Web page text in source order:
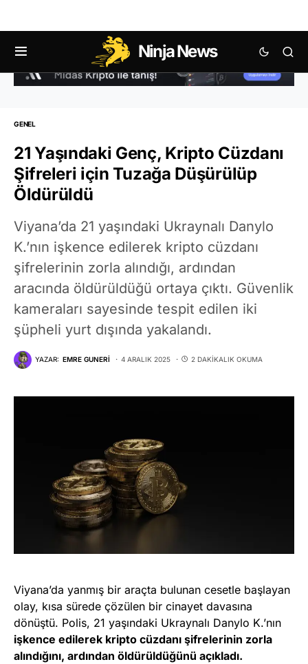
Ninja News
GENEL
21 Yaşındaki Genç, Kripto Cüzdanı
Şifreleri için Tuzağa Düşürülüp
Öldürüldü
Viyana’da 21 yaşındaki Ukraynalı Danylo
K.’nın işkence edilerek kripto cüzdanı
şifrelerinin zorla alındığı, ardından
aracında öldürüldüğü ortaya çıktı. Güvenlik
kameraları sayesinde tespit edilen iki
şüpheli yurt dışında yakalandı.
YAZAR: EMRE GUNERI 4 ARALIK 2025 2 DAKIKALIK OKUMA
Viyana’da yanmış bir araçta bulunan cesetle başlayan
olay, kısa sürede çözülen bir cinayet davasına
dönüştü. Polis, 21 yaşındaki Ukraynalı Danylo K.’nın
işkence edilerek kripto cüzdanı şifrelerinin zorla
alındığını, ardından öldürüldüğünü açıkladı.